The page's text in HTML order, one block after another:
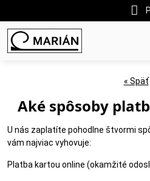
« Späť
Aké spôsoby
U nás zaplatíte pohodlne štvormi
vám najviac vyhovuje:
Platba kartou online (okamžité